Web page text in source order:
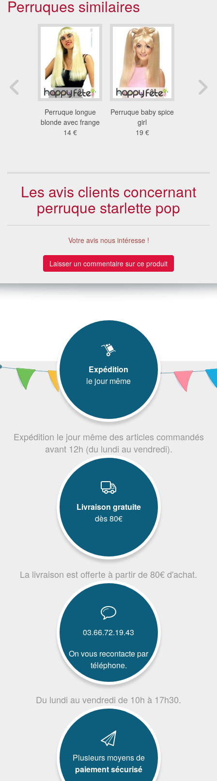
Perruques similaires
Perruque longue
blonde avec frange
14 €
Perruque baby spice
girl
19 €
Les avis clients concernant
perruque starlette pop
Votre avis nous intéresse !
Laisser un commentaire sur ce produit
Expédition
le jour même
Expédition le jour même des articles commandés
avant 12h (du lundi au vendredi).
Livraison gratuite
dès 80€
La livraison est offerte à partir de 80€ d'achat.
03.66.72.19.43
On vous recontacte par
téléphone.
Du lundi au vendredi de 10h à 17h30.
Plusieurs moyens de
paiement sécurisé